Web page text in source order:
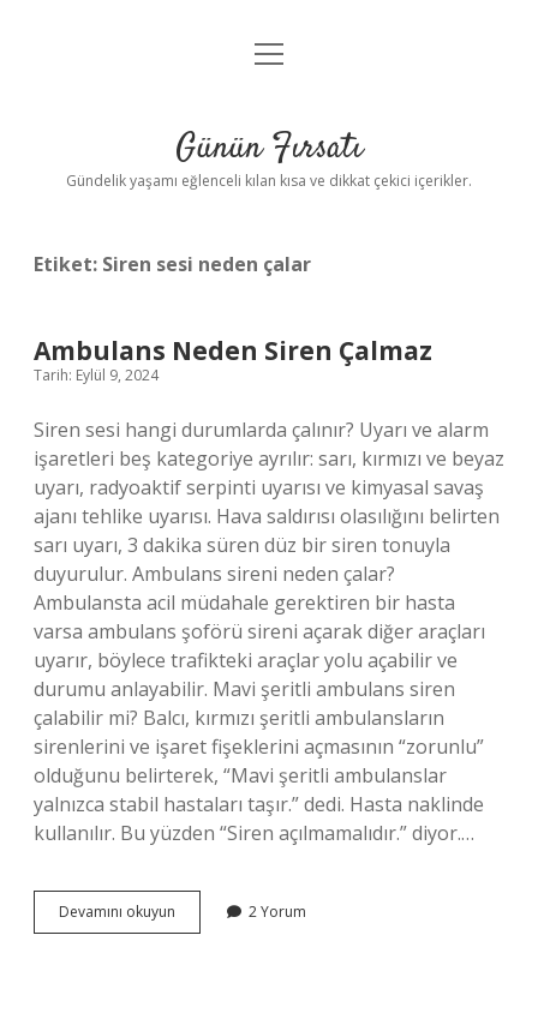
Anasayfa
Yasal Uyarı
menüyü
Günün Fırsatı
Gündelik yaşamı eğlenceli kılan kısa ve dikkat çekici içerikler.
Etiket: Siren sesi neden çalar
Ambulans Neden Siren Çalmaz
Tarih: Eylül 9, 2024
Siren sesi hangi durumlarda çalınır? Uyarı ve alarm
işaretleri beş kategoriye ayrılır: sarı, kırmızı ve beyaz
uyarı, radyoaktif serpinti uyarısı ve kimyasal savaş
ajanı tehlike uyarısı. Hava saldırısı olasılığını belirten
sarı uyarı, 3 dakika süren düz bir siren tonuyla
duyurulur. Ambulans sireni neden çalar?
Ambulansta acil müdahale gerektiren bir hasta
varsa ambulans şoförü sireni açarak diğer araçları
uyarır, böylece trafikteki araçlar yolu açabilir ve
durumu anlayabilir. Mavi şeritli ambulans siren
çalabilir mi? Balcı, kırmızı şeritli ambulansların
sirenlerini ve işaret fişeklerini açmasının “zorunlu”
olduğunu belirterek, “Mavi şeritli ambulanslar
yalnızca stabil hastaları taşır.” dedi. Hasta naklinde
kullanılır. Bu yüzden “Siren açılmamalıdır.” diyor.…
Devamını okuyun Ambulans
Neden
2 Yorum